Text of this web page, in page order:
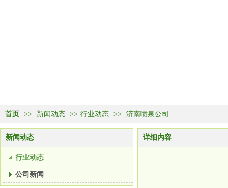
首页 >> 新闻动态 >> 行业动态 >> 济南喷泉公司
新闻动态
行业动态
公司新闻
详细内容